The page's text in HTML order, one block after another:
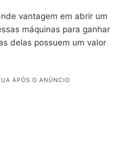
vantagem em abrir um
máquinas para ganhar
delas possuem um valor